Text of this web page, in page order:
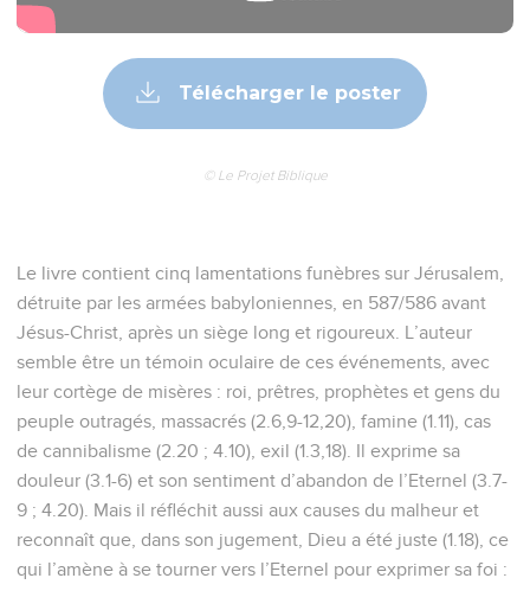
d’enfants ; dedans, c’est la mort.
On a entendu mes gémissements et personne ne m'a
consolée. Tous mes ennemis ont appris mon malheur, et ils
se sont réjouis de ce que tu en étais l’auteur. Tu as fait venir
car mes soupirs sont nombreux et mon cœur est souffrant ! »
Lamentations
Le Seigneur s'est conduit en ennemi de
Jérusalem
Comment ! A cause de sa colère, le Seigneur maintient de
sombres nuages sur la fille de Sion ! Il a précipité du ciel sur